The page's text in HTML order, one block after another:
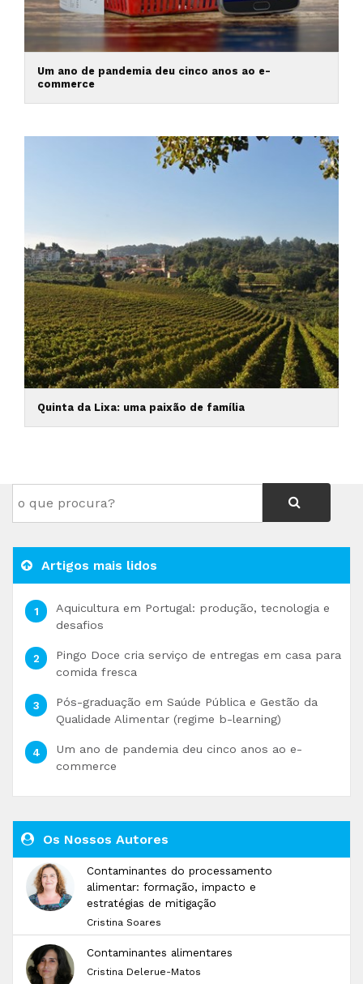
Um ano de pandemia deu cinco anos ao e-
commerce
Quinta da Lixa: uma paixão de família
Artigos mais lidos
Aquicultura em Portugal: produção, tecnologia e
desafios
Pingo Doce cria serviço de entregas em casa para
comida fresca
Pós-graduação em Saúde Pública e Gestão da
Qualidade Alimentar (regime b-learning)
Um ano de pandemia deu cinco anos ao e-
commerce
Os Nossos Autores
Contaminantes do processamento
alimentar: formação, impacto e
estratégias de mitigação
Cristina Soares
Contaminantes alimentares
Cristina Delerue-Matos